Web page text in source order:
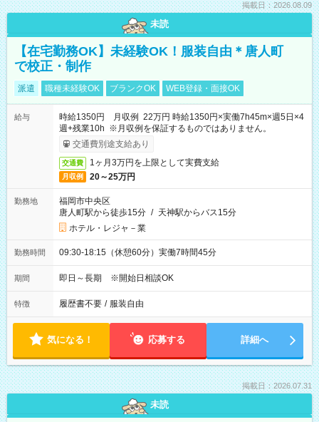
掲載日：2026.08.09
未読
【在宅勤務OK】未経験OK！服装自由＊唐人町
で校正・制作
派遣 職種未経験OK ブランクOK WEB登録・面接OK
給与
時給1350円 月収例 22万円 時給1350円×実働7h45m×週5日×4
週+残業10h ※月収例を保証するものではありません。
交通費別途支給あり
交通費 1ヶ月3万円を上限として実費支給
月収例 20～25万円
勤務地
福岡市中央区
唐人町駅から徒歩15分 / 天神駅からバス15分
ホテル・レジャ－業
勤務時間 09:30-18:15（休憩60分）実働7時間45分
期間 即日～長期 ※開始日相談OK
特徴 履歴書不要 / 服装自由
気になる！ 応募する 詳細へ
掲載日：2026.07.31
未読